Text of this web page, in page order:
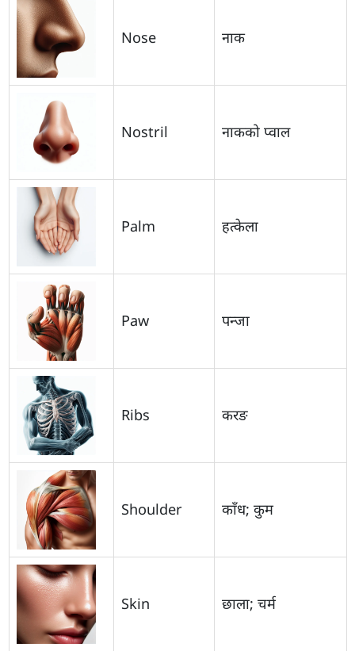
Nose नाक
Nostril नाकको प्वाल
Palm हत्केला
Paw पन्जा
Ribs करङ
Shoulder काँध; कुम
Skin छाला; चर्म